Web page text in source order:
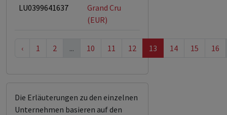
LU0399641637
Grand Cru
(EUR)
‹ 1 2 ... 10 11 12 13 14 15 16
Die Erläuterungen zu den einzelnen
Unternehmen basieren auf den